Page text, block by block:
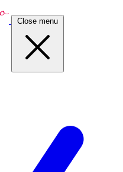
Close menu